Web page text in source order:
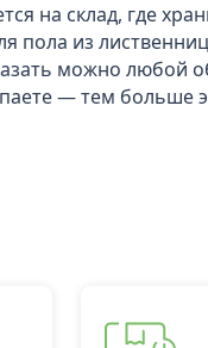
на склад, где
пола из
можно любой
— тем больше